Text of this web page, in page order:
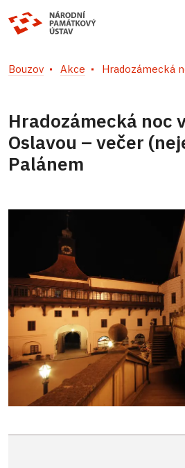
Bouzov Akce Hradozámecká
Hradozámecká noc
Oslavou – večer
Palánem